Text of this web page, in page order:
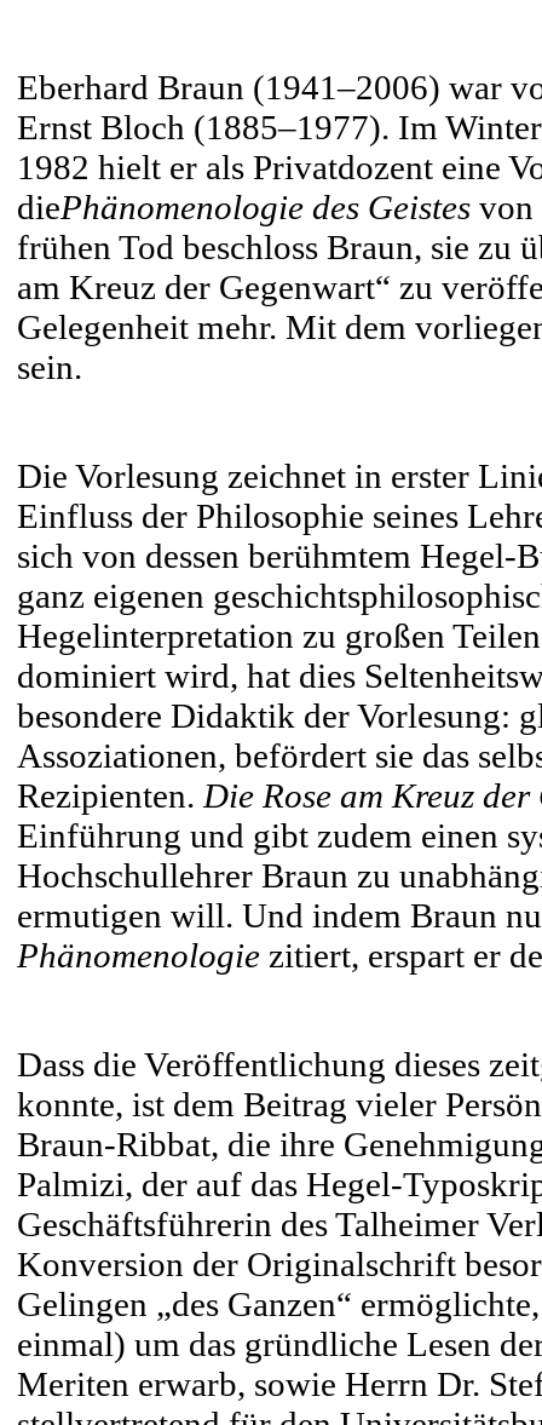
Eberhard Braun (1941–2006) war
Ernst Bloch (1885–1977). Im
1982 hielt er als Privatdozent eine
diePhänomenologie des Geistes von
frühen Tod beschloss Braun, sie zu
am Kreuz der Gegenwart“ zu
Gelegenheit mehr. Mit dem
sein.
Die Vorlesung zeichnet in erster
Einfluss der Philosophie seines
sich von dessen berühmtem Hegel-
ganz eigenen
Hegelinterpretation zu großen
dominiert wird, hat dies
besondere Didaktik der Vorlesung:
Assoziationen, befördert sie das
Rezipienten.Die Rose am Kreuz
Einführung und gibt zudem einen
Hochschullehrer Braun zu
ermutigen will. Und indem Braun
Phänomenologie zitiert, erspart er
Dass die Veröffentlichung dieses
konnte, ist dem Beitrag vieler
Braun-Ribbat, die ihre
Palmizi, der auf das Hegel-
Geschäftsführerin des Talheimer
Konversion der Originalschrift
Gelingen „des Ganzen“
einmal) um das gründliche Lesen
Meriten erwarb, sowie Herrn Dr.